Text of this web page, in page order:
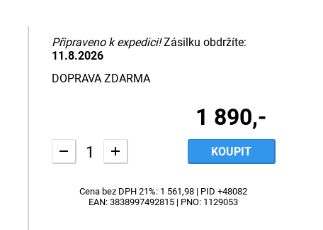
Připraveno k expedici! Zásilku obdržíte:
11.8.2026
DOPRAVA ZDARMA
1 890,-
- + KOUPIT
Cena bez DPH 21%: 1 561,98 | PID +48082
EAN: 3838997492815 | PNO: 1129053